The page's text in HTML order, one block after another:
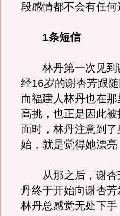
段感情都不会有任何
1条短信
林丹第一次见到
经16岁的谢杏芳跟
而福建人林丹也在
高挑，也正是因此
面时，林丹注意到
始，就是觉得她漂
从那之后，谢杏
丹终于开始向谢杏
林丹总感觉无处下